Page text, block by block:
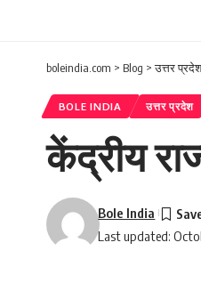
boleindia.com > Blog >उत्तर प्रदेश
BOLE INDIA उत्तर प्रदेश
केंद्रीय
Last updated:
Bole India